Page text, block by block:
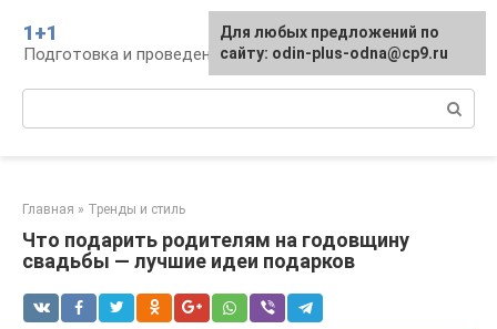
контенту
1+1
Подготовка и проведение свадьбы, традиции
Главная » Тренды и стиль
Что подарить родителям на годовщину
свадьбы — лучшие идеи подарков
Для любых предложений по
сайту: odin-plus-odna@cp9.ru